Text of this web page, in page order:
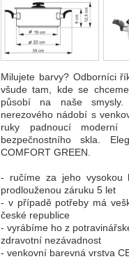
Milujete barvy? Odborníci
všude tam, kde se
působí na naše
nerezového nádobí s
ruky padnoucí moderní
bezpečnostního skla.
COMFORT GREEN.
- ručíme za jeho vysokou
prodlouženou záruku 5 let
- v případě potřeby má
české republice
- vyrábíme ho z
zdravotní nezávadnost
- venkovní barevná vrstva